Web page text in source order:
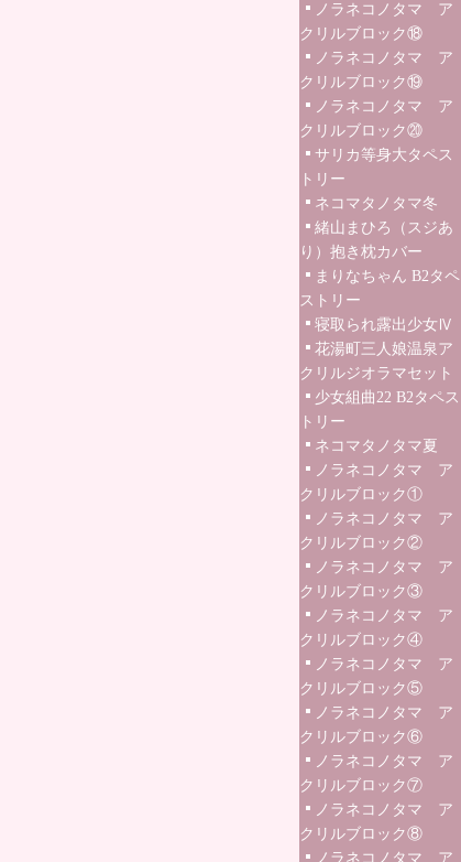
ノラネコノタマ ア
クリルブロック⑱
ノラネコノタマ ア
クリルブロック⑲
ノラネコノタマ ア
クリルブロック⑳
サリカ等身大タペス
トリー
ネコマタノタマ冬
緒山まひろ（スジあ
り）抱き枕カバー
まりなちゃん B2タペ
ストリー
寝取られ露出少女Ⅳ
花湯町三人娘温泉ア
クリルジオラマセット
少女組曲22 B2タペス
トリー
ネコマタノタマ夏
ノラネコノタマ ア
クリルブロック①
ノラネコノタマ ア
クリルブロック②
ノラネコノタマ ア
クリルブロック③
ノラネコノタマ ア
クリルブロック④
ノラネコノタマ ア
クリルブロック⑤
ノラネコノタマ ア
クリルブロック⑥
ノラネコノタマ ア
クリルブロック⑦
ノラネコノタマ ア
クリルブロック⑧
ノラネコノタマ ア